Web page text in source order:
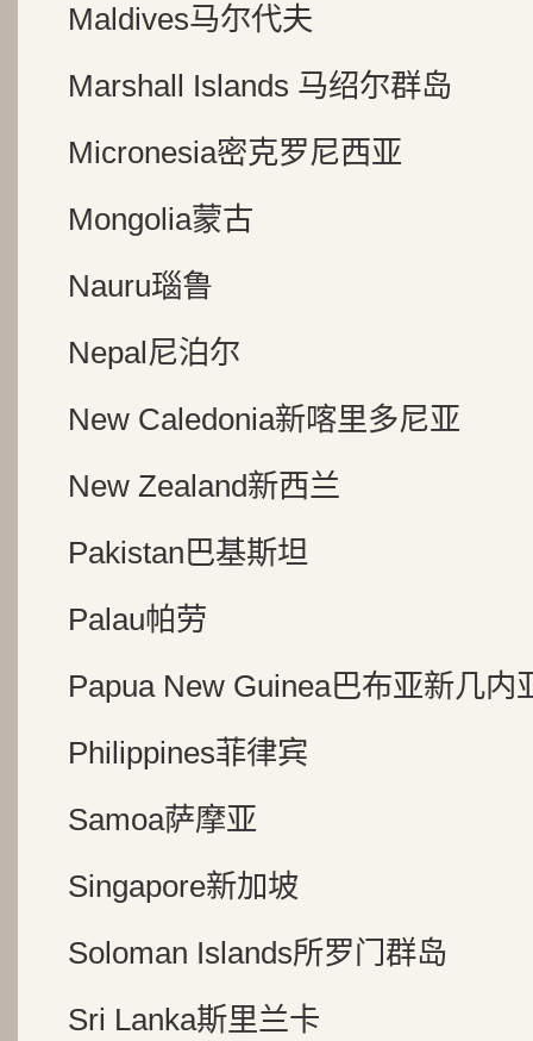
Maldives马尔代夫
Marshall Islands 马绍尔群岛
Micronesia密克罗尼西亚
Mongolia蒙古
Nauru瑙鲁
Nepal尼泊尔
New Caledonia新喀里多尼亚
New Zealand新西兰
Pakistan巴基斯坦
Palau帕劳
Papua New Guinea巴布亚新几内
Philippines菲律宾
Samoa萨摩亚
Singapore新加坡
Soloman Islands所罗门群岛
Sri Lanka斯里兰卡